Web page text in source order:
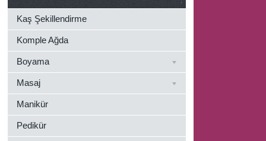
Kaş Şekillendirme
Komple Ağda
Boyama
Masaj
Manikür
Pedikür